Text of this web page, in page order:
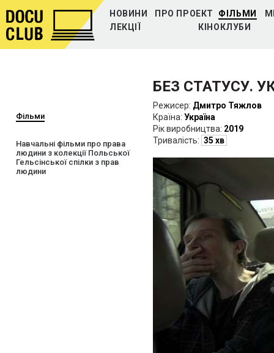
НОВИНИ ПРО ПРОЕКТ ФІЛЬМИ
ЛЕКЦІЇ
КІНОКЛУБИ
Фільми
Навчальні фільми про права
людини з колекції Польської
Гельсінської спілки з прав
людини
БЕЗ СТАТУСУ.
Режисер: Дмитро Тяжлов
Країна: Україна
Рiк виробництва: 2019
Тривалість: 35 хв